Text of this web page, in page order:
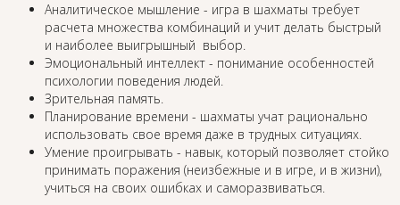
Аналитическое мышление - игра в шахматы требует
расчета множества комбинаций и учит делать быстрый
и наиболее выигрышный выбор.
Эмоциональный интеллект - понимание особенностей
психологии поведения людей.
Зрительная память.
Планирование времени - шахматы учат рационально
использовать свое время даже в трудных ситуациях.
Умение проигрывать - навык, который позволяет стойко
принимать поражения (неизбежные и в игре, и в жизни),
учиться на своих ошибках и саморазвиваться.